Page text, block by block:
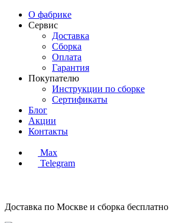
О фабрике
Сервис
Доставка
Сборка
Оплата
Гарантия
Покупателю
Инструкции по сборке
Сертификаты
Блог
Акции
Контакты
Max
Telegram
Доставка по Москве и сборка бесплатно